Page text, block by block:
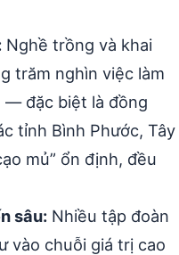
Nghề trồng và khai
trăm nghìn việc làm
— đặc biệt là đồng
tỉnh Bình Phước, Tây
mủ” ổn định, đều
sâu: Nhiều tập đoàn
vào chuỗi giá trị cao